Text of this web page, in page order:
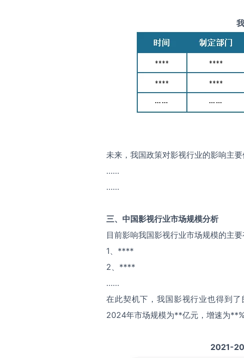
未来，我国政策对影视行业的影响主要
……
……
三、中国影视行业市场规模分析
目前影响我国影视行业市场规模的主要
1、****
2、****
……
在此契机下，我国影视行业也得到
2024年市场规模为**亿元，增速为
2021-